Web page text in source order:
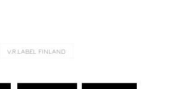
V.R.LABEL FINLAND